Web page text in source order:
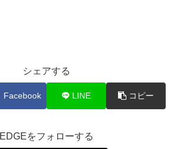
シェアする
Facebook LINE コピー
EDGEをフォローする